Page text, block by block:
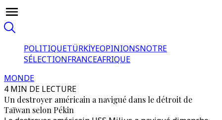
POLITIQUETÜRKİYEOPINIONSNOTRE
SÉLECTIONFRANCEAFRIQUE
MONDE
4 MIN DE LECTURE
Un destroyer américain a navigué dans le détroit de
Taïwan selon Pékin